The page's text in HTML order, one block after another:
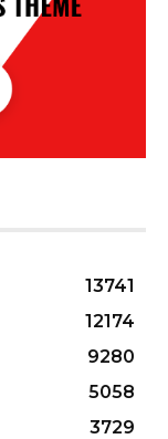
13741
12174
9280
5058
3729